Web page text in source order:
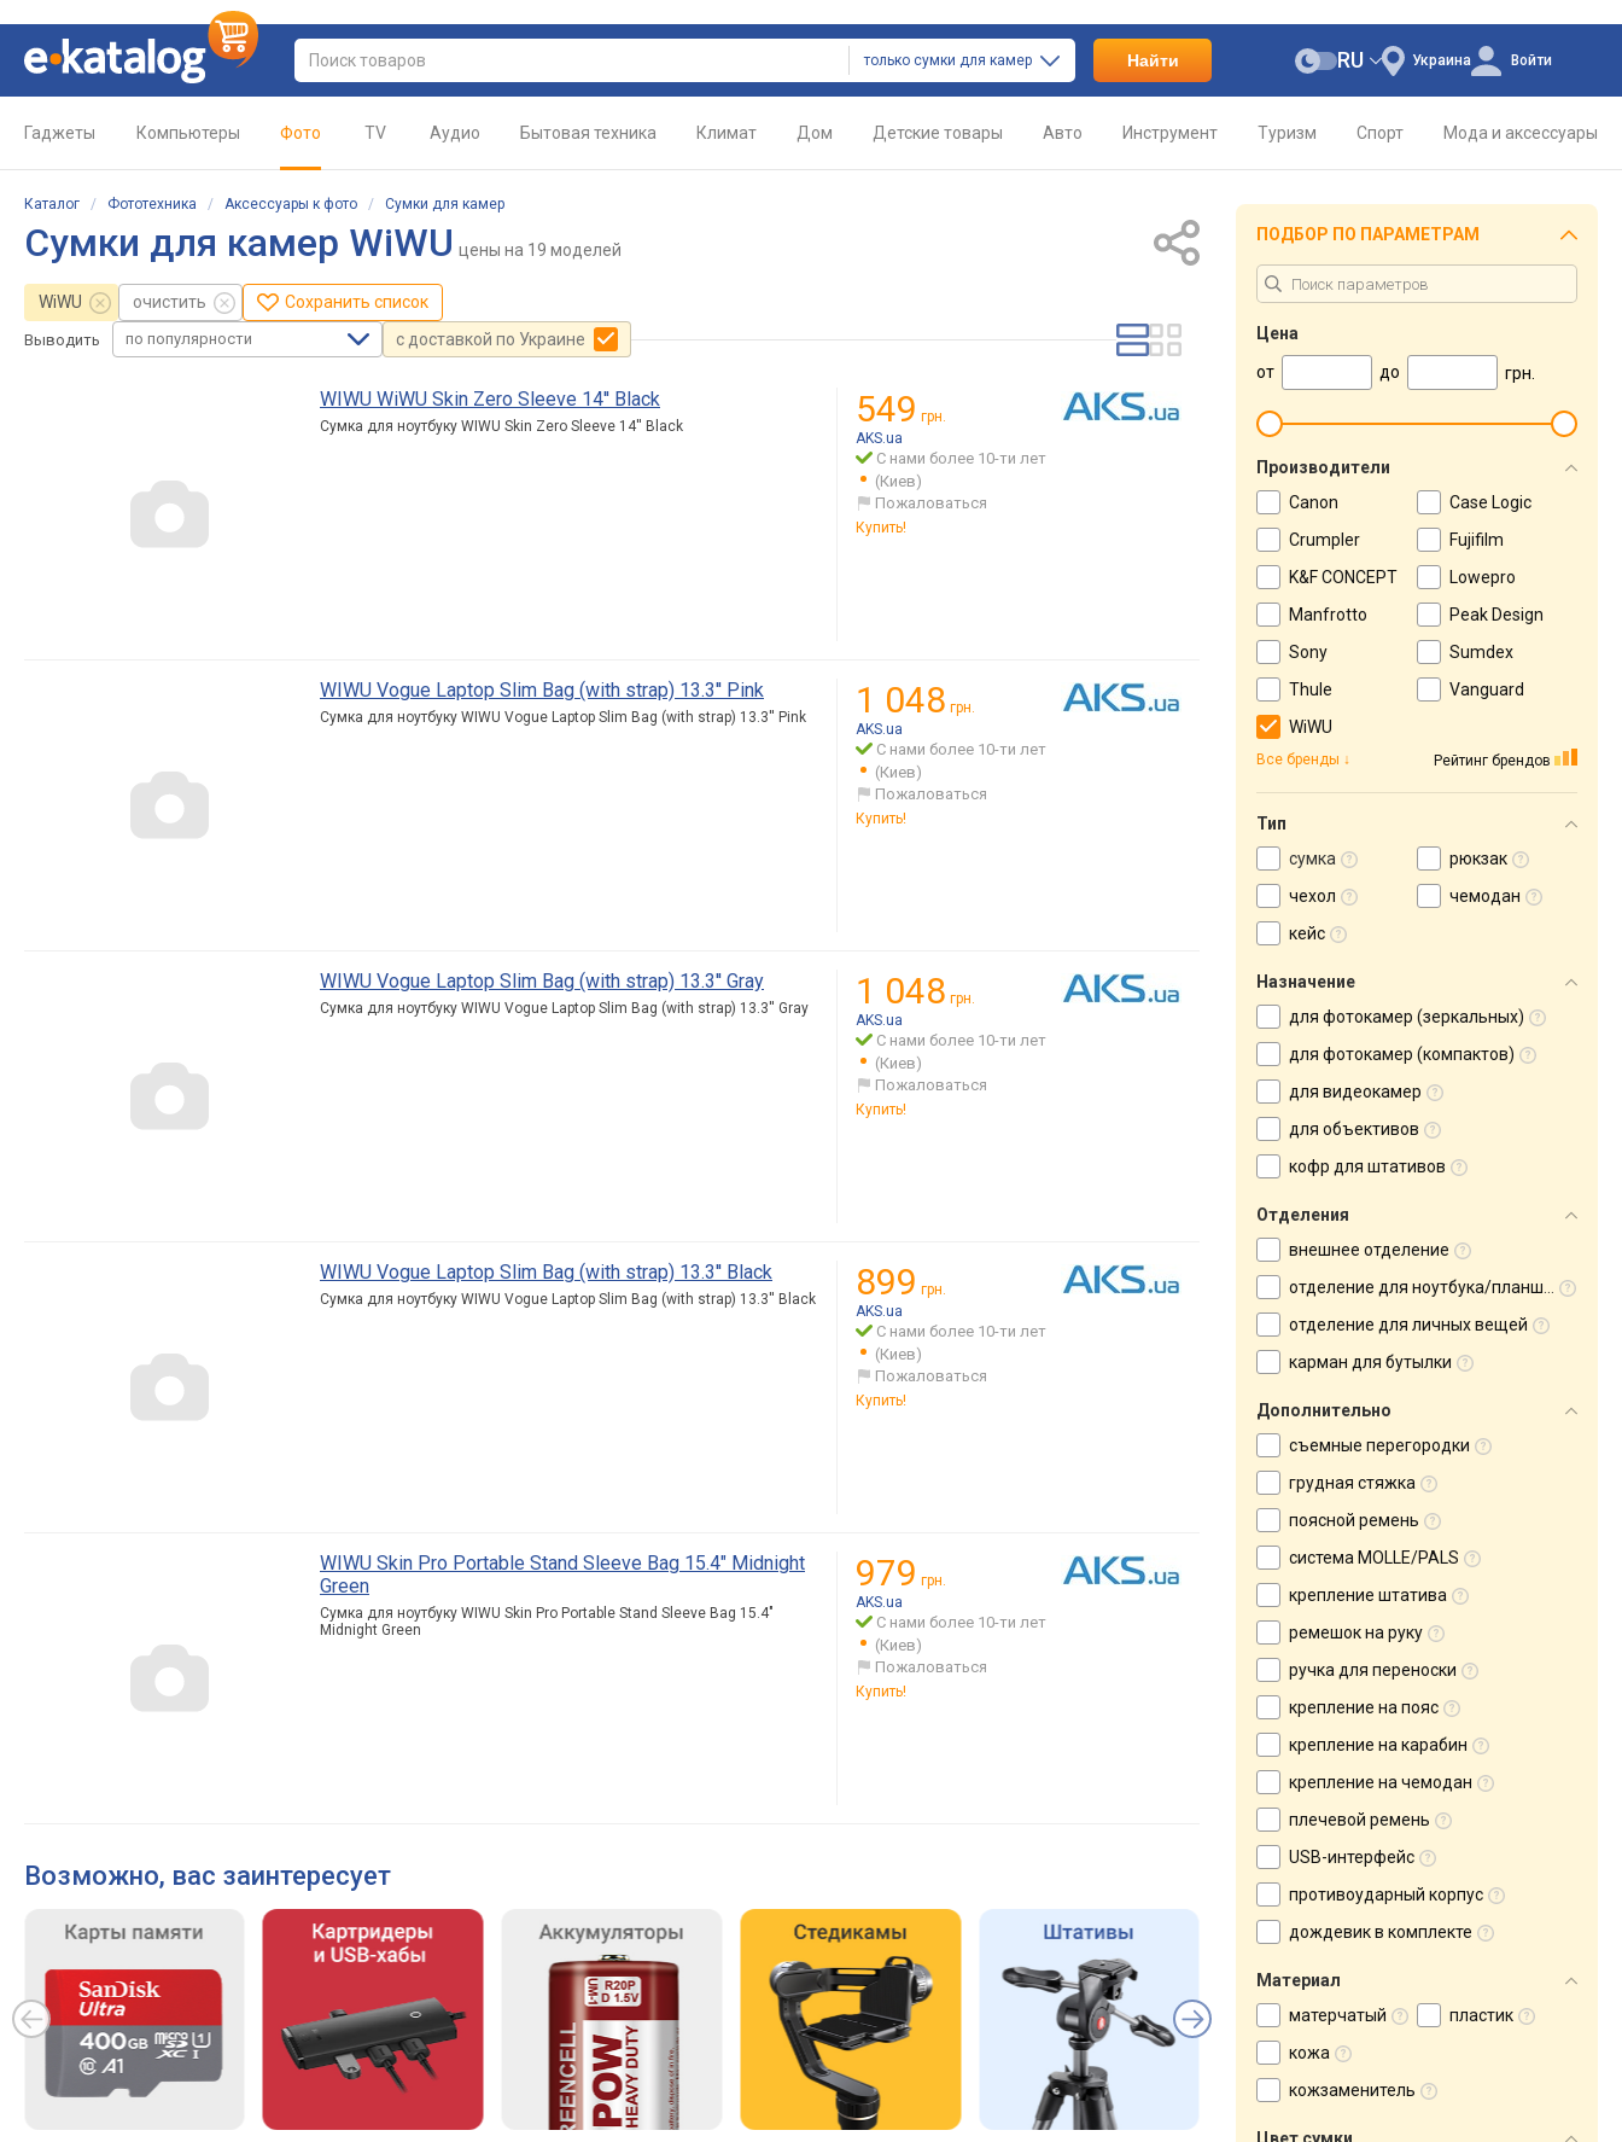
только сумки для камер Найти Украина
RU Войти
Гаджеты Компьютеры Фото TV Аудио Бытовая техника Климат Дом Детские товары Авто Инструмент Туризм Спорт Мода и аксессуары
Каталог / Фототехника / Аксессуары к фото / Сумки для камер
Сумки для камер WiWU цены на 19 моделей
WiWU очистить Сохранить список
Выводить по популярности с доставкой по Украине
WIWU WiWU Skin Zero Sleeve 14'' Black
Сумка для ноутбуку WIWU Skin Zero Sleeve 14'' Black 549 грн.
AKS.ua
С нами более 10-ти лет
(Киев)
Пожаловаться
Купить!
WIWU Vogue Laptop Slim Bag (with strap) 13.3'' Pink
Сумка для ноутбуку WIWU Vogue Laptop Slim Bag (with strap) 13.3'' Pink 1 048 грн.
AKS.ua
С нами более 10-ти лет
(Киев)
Пожаловаться
Купить!
WIWU Vogue Laptop Slim Bag (with strap) 13.3'' Gray
Сумка для ноутбуку WIWU Vogue Laptop Slim Bag (with strap) 13.3'' Gray 1 048 грн.
AKS.ua
С нами более 10-ти лет
(Киев)
Пожаловаться
Купить!
WIWU Vogue Laptop Slim Bag (with strap) 13.3'' Black
Сумка для ноутбуку WIWU Vogue Laptop Slim Bag (with strap) 13.3'' Black 899 грн.
AKS.ua
С нами более 10-ти лет
(Киев)
Пожаловаться
Купить!
WIWU Skin Pro Portable Stand Sleeve Bag 15.4" Midnight
Green
Сумка для ноутбуку WIWU Skin Pro Portable Stand Sleeve Bag 15.4"
Midnight Green
979 грн.
AKS.ua
С нами более 10-ти лет
(Киев)
Пожаловаться
Купить!
Возможно, вас заинтересует
ПОДБОР ПО ПАРАМЕТРАМ
Цена
от
до грн.
Производители
Canon
Case Logic
Crumpler
Fujifilm
K&F CONCEPT
Lowepro
Manfrotto
Peak Design
Sony
Sumdex
Thule
Vanguard
WiWU
Рейтинг брендов
Все бренды
Тип
сумка
рюкзак
чехол
чемодан
кейс
Назначение
для фотокамер (зеркальных)
для фотокамер (компактов)
для видеокамер
для объективов
кофр для штативов
Отделения
внешнее отделение
отделение для ноутбука/планшета
отделение для личных вещей
карман для бутылки
Дополнительно
съемные перегородки
грудная стяжка
поясной ремень
система MOLLE/PALS
крепление штатива
ремешок на руку
ручка для переноски
крепление на пояс
крепление на карабин
крепление на чемодан
плечевой ремень
USB-интерфейс
противоударный корпус
дождевик в комплекте
Материал
матерчатый
пластик
кожа
кожзаменитель